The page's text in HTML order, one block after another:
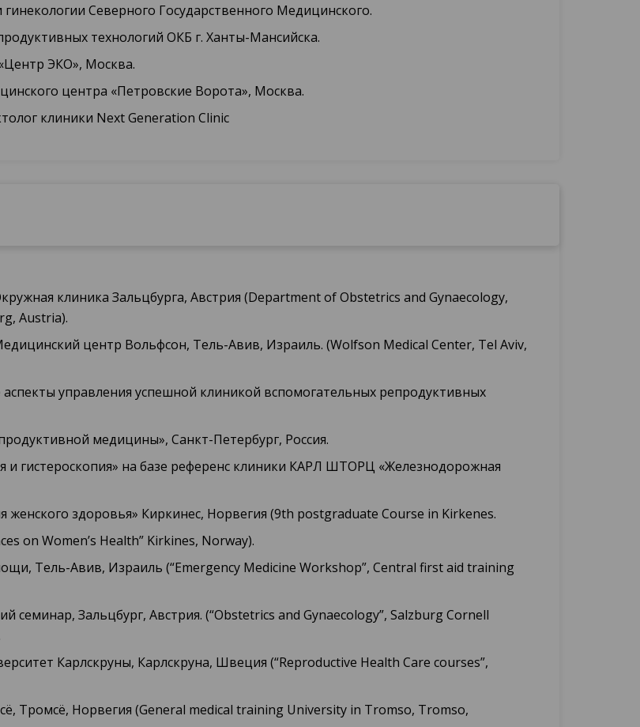
гинекологии Северного Государственного Медицинского.
технологий ОКБ г. Ханты-Мансийска.
ЭКО», Москва.
центра «Петровские Ворота», Москва.
клиники Next Generation Clinic
клиника Зальцбурга, Австрия (Department of Obstetrics and Gynaecology,
Austria).
центр Вольфсон, Тель-Авив, Израиль. (Wolfson Medical Center, Tel Aviv,
аспекты управления успешной клиникой вспомогательных репродуктивных
медицины», Санкт-Петербург, Россия.
и гистероскопия» на базе референс клиники КАРЛ ШТОРЦ «Железнодорожная
женского здоровья» Киркинес, Норвегия (9th postgraduate Course in Kirkenes.
on Women’s Health” Kirkines, Norway).
Тель-Авив, Израиль (“Emergency Medicine Workshop”, Central first aid training
семинар, Зальцбург, Австрия. (“Obstetrics and Gynaecology”, Salzburg Cornell
Карлскруны, Карлскруна, Швеция (“Reproductive Health Care courses”,
Тромсё, Норвегия (General medical training University in Tromso, Tromso,